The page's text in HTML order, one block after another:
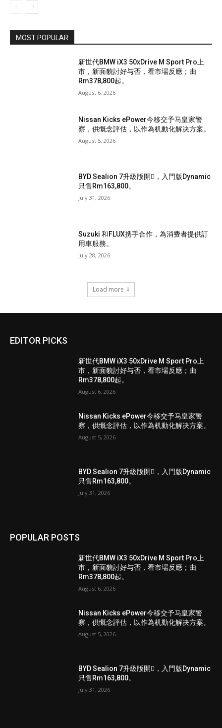
MOST POPULAR
新世代BMW iX3 50xDrive M Sport Pro上
市，新面貌討好与否，看市場反應；由
Rm378,800起。
August 6, 2026
Nissan Kicks ePower今移交予马皇家警
察，供慨念評估，以作為机動化解决方案。
August 5, 2026
BYD Sealion 7升級版開𧷗，入門版Dynamic
只售Rm163,800。
July 31, 2026
Suzuki 和FLUX携手合作，為消费者提供訂
用車服務。
July 28, 2026
Load more
EDITOR PICKS
新世代BMW iX3 50xDrive M Sport Pro上
市，新面貌討好与否，看市場反應；由
Rm378,800起。
August 6, 2026
Nissan Kicks ePower今移交予马皇家警
察，供慨念評估，以作為机動化解决方案。
August 5, 2026
BYD Sealion 7升級版開𧷗，入門版Dynamic
只售Rm163,800。
July 31, 2026
POPULAR POSTS
新世代BMW iX3 50xDrive M Sport Pro上
市，新面貌討好与否，看市場反應；由
Rm378,800起。
August 6, 2026
Nissan Kicks ePower今移交予马皇家警
察，供慨念評估，以作為机動化解决方案。
August 5, 2026
BYD Sealion 7升級版開𧷗，入門版Dynamic
只售Rm163,800。
July 31, 2026